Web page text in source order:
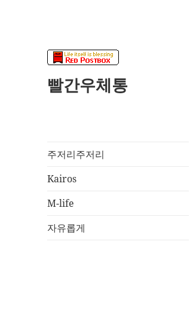
빨간우체통
주저리주저리
Kairos
M-life
자유롭게